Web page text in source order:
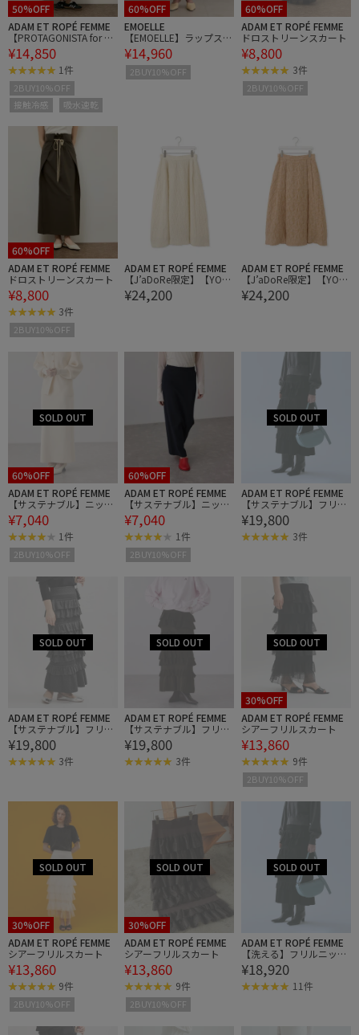
50%OFF
ADAM ET ROPÉ FEMME
【PROTAGONISTA for AD
AM ET ROPE'】別注 ボリ
ュームSK
¥14,850
1件
2BUY10%OFF
接触冷感
吸水速乾
60%OFF
EMOELLE
【EMOELLE】ラップスカ
ート
¥14,960
2BUY10%OFF
60%OFF
ADAM ET ROPÉ FEMME
ドロストリーンスカート
¥8,800
3件
2BUY10%OFF
60%OFF
ADAM ET ROPÉ FEMME
ドロストリーンスカート
¥8,800
3件
2BUY10%OFF
ADAM ET ROPÉ FEMME
【J’aDoRe限定】【YOL
O for ADAM ET ROPE'】
ジャガードボリュームSK
¥24,200
ADAM ET ROPÉ FEMME
【J’aDoRe限定】【YOL
O for ADAM ET ROPE'】
ジャガードボリュームSK
¥24,200
60%OFF
ADAM ET ROPÉ FEMME
【サステナブル】ニット
ストレートスカート
¥7,040
1件
2BUY10%OFF
60%OFF
ADAM ET ROPÉ FEMME
【サステナブル】ニット
ストレートスカート
¥7,040
1件
2BUY10%OFF
ADAM ET ROPÉ FEMME
【サステナブル】フリル
ニットスカート
¥19,800
3件
ADAM ET ROPÉ FEMME
【サステナブル】フリル
ニットスカート
¥19,800
3件
ADAM ET ROPÉ FEMME
【サステナブル】フリル
ニットスカート
¥19,800
3件
30%OFF
ADAM ET ROPÉ FEMME
シアーフリルスカート
¥13,860
9件
2BUY10%OFF
30%OFF
ADAM ET ROPÉ FEMME
シアーフリルスカート
¥13,860
9件
2BUY10%OFF
30%OFF
ADAM ET ROPÉ FEMME
シアーフリルスカート
¥13,860
9件
2BUY10%OFF
ADAM ET ROPÉ FEMME
【洗える】フリルニット
スカート
¥18,920
11件